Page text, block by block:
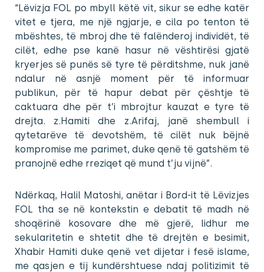
“Lëvizja FOL po mbyll këtë vit, sikur se edhe katër
vitet e tjera, me një ngjarje, e cila po tenton të
mbështes, të mbroj dhe të falënderoj individët, të
cilët, edhe pse kanë hasur në vështirësi gjatë
kryerjes së punës së tyre të përditshme, nuk janë
ndalur në asnjë moment për të informuar
publikun, për të hapur debat për çështje të
caktuara dhe për t’i mbrojtur kauzat e tyre të
drejta. z.Hamiti dhe z.Arifaj, janë shembull i
qytetarëve të devotshëm, të cilët nuk bëjnë
kompromise me parimet, duke qenë të gatshëm të
pranojnë edhe rreziqet që mund t’ju vijnë”.
Ndërkaq, Halil Matoshi, anëtar i Bord-it të Lëvizjes
FOL tha se në kontekstin e debatit të madh në
shoqërinë kosovare dhe më gjerë, lidhur me
sekularitetin e shtetit dhe të drejtën e besimit,
Xhabir Hamiti duke qenë vet dijetar i fesë islame,
me qasjen e tij kundërshtuese ndaj politizimit të